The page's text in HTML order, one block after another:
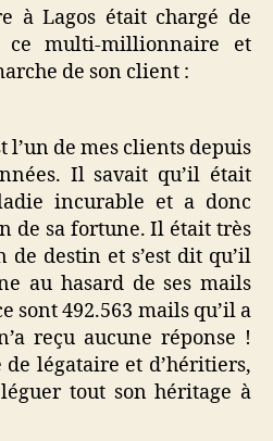
à Lagos était chargé de
ce multi-millionnaire et
de son client :
l’un de mes clients depuis
Il savait qu’il était
incurable et a donc
de sa fortune. Il était très
de destin et s’est dit qu’il
au hasard de ses mails
sont 492.563 mails qu’il a
reçu aucune réponse !
légataire et d’héritiers,
tout son héritage à